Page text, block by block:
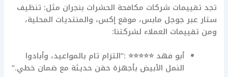
تجد تقييمات شركات مكافحة الحشرات بنجران مثل: تنظيف
ستار عبر جوجل مابس، موقع إكس، والمنتديات المحلية،
ومن تقييمات العملاء لشركتنا:
أبو فهد ⭐⭐⭐⭐⭐ :”التزام تام بالمواعيد، وأبادوا
النمل الأبيض بأجهزة حقن حديثة مع ضمان خطي.”